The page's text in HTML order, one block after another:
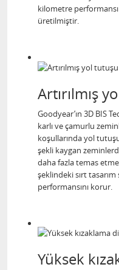
kilometre performansı
üretilmiştir.
Artırılmış
Goodyear’ın 3D BIS
karlı ve çamurlu
koşullarında yol
şekli kaygan
daha fazla temas
şeklindeki sırt
performansını korur.
Yüksek